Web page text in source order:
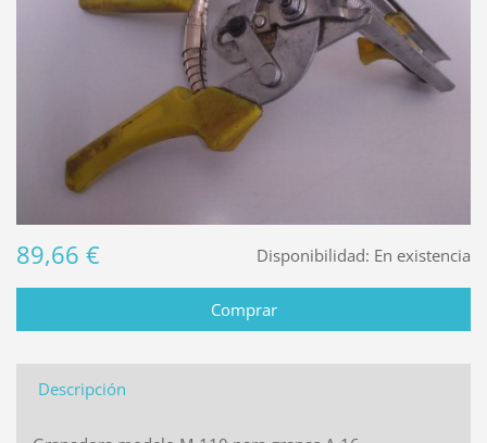
Disponibilidad: En existencia
89,66 €
Descripción